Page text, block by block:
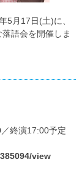
5月17日(土)に、
語会を開催しま
終演17:00予定
view